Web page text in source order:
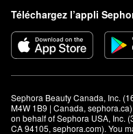
Téléchargez l’appli
Sephora Beauty Canada, Inc.
M4W 1B9 | Canada,
on behalf of Sephora USA, Inc.
CA 94105, sephora.com). You